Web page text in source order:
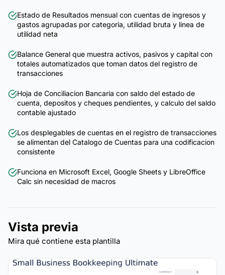
Estado de Resultados mensual con cuentas de ingresos y
gastos agrupadas por categoria, utilidad bruta y linea de
utilidad neta
Balance General que muestra activos, pasivos y capital con
totales automatizados que toman datos del registro de
transacciones
Hoja de Conciliacion Bancaria con saldo del estado de
cuenta, depositos y cheques pendientes, y calculo del saldo
contable ajustado
Los desplegables de cuentas en el registro de transacciones
se alimentan del Catalogo de Cuentas para una codificacion
consistente
Funciona en Microsoft Excel, Google Sheets y LibreOffice
Calc sin necesidad de macros
Vista previa
Mira qué contiene esta plantilla